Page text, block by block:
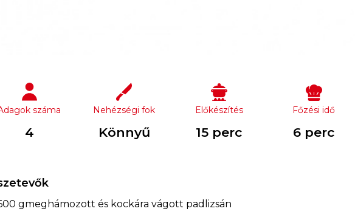
száma
4
Nehézségi fok
Könnyű
Előkészítés
15 perc
Főzési idő
6 perc
gmeghámozott és kockára vágott padlizsán